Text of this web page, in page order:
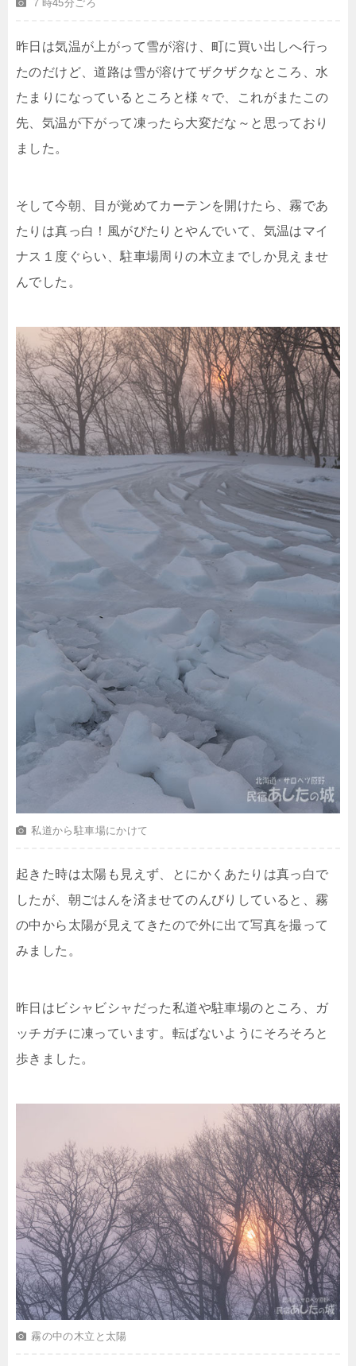
７時45分ごろ
昨日は気温が上がって雪が溶け、町に買い出しへ行っ
たのだけど、道路は雪が溶けてザクザクなところ、水
たまりになっているところと様々で、これがまたこの
先、気温が下がって凍ったら大変だな～と思っており
ました。
そして今朝、目が覚めてカーテンを開けたら、霧であ
たりは真っ白！風がぴたりとやんでいて、気温はマイ
ナス１度ぐらい、駐車場周りの木立までしか見えませ
んでした。
私道から駐車場にかけて
起きた時は太陽も見えず、とにかくあたりは真っ白で
したが、朝ごはんを済ませてのんびりしていると、霧
の中から太陽が見えてきたので外に出て写真を撮って
みました。
昨日はビシャビシャだった私道や駐車場のところ、ガ
ッチガチに凍っています。転ばないようにそろそろと
歩きました。
霧の中の木立と太陽